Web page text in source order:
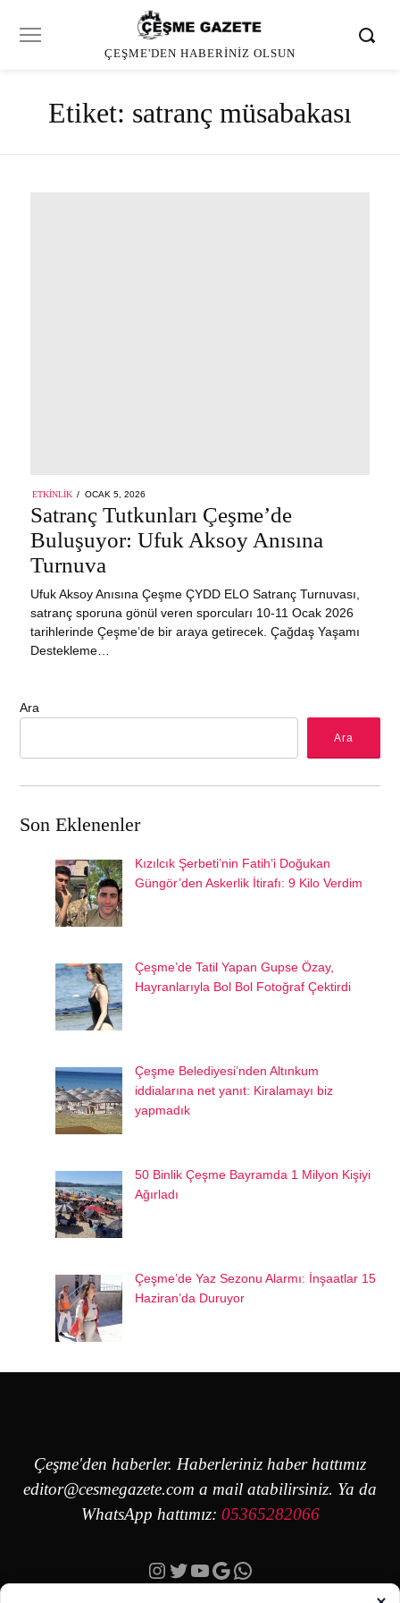
ÇEŞME'DEN HABERINIZ OLSUN
Etiket: satranç müsabakası
ETKINLIK
POSTED
OCAK 5, 2026
Satranç Tutkunları Çeşme’de
Buluşuyor: Ufuk Aksoy Anısına
Turnuva
Ufuk Aksoy Anısına Çeşme ÇYDD ELO Satranç Turnuvası,
satranç sporuna gönül veren sporcuları 10-11 Ocak 2026
tarihlerinde Çeşme’de bir araya getirecek. Çağdaş Yaşamı
Destekleme…
Ara
Ara
Son Eklenenler
Kızılcık Şerbeti’nin Fatih’i Doğukan
Güngör’den Askerlik İtirafı: 9 Kilo Verdim
Çeşme’de Tatil Yapan Gupse Özay,
Hayranlarıyla Bol Bol Fotoğraf Çektirdi
Çeşme Belediyesi’nden Altınkum
iddialarına net yanıt: Kiralamayı biz
yapmadık
50 Binlik Çeşme Bayramda 1 Milyon Kişiyi
Ağırladı
Çeşme’de Yaz Sezonu Alarmı: İnşaatlar 15
Haziran’da Duruyor
Çeşme'den haberler. Haberleriniz haber hattımız
editor@cesmegazete.com a mail atabilirsiniz. Ya da
WhatsApp hattımız: 05365282066
Instagram
Twitter
YouTube
Google
https://wa.me/